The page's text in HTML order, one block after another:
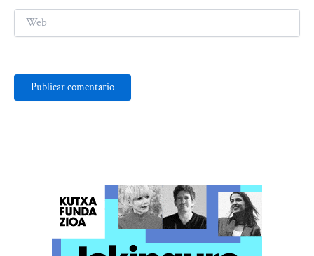
Web